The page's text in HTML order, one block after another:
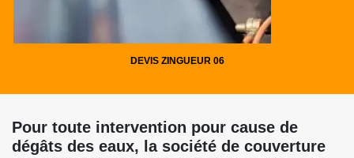
DEVIS ZINGUEUR 06
Pour toute intervention pour cause de
dégâts des eaux, la société de couverture